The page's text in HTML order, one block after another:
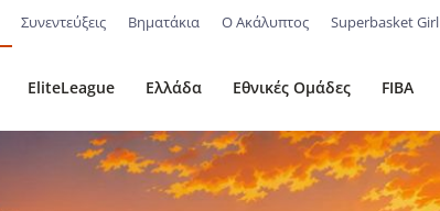
Συνεντεύξεις Βηματάκια Ο Ακάλυπτος Superbasket Girl
EliteLeague Ελλάδα Εθνικές Ομάδες FIBA